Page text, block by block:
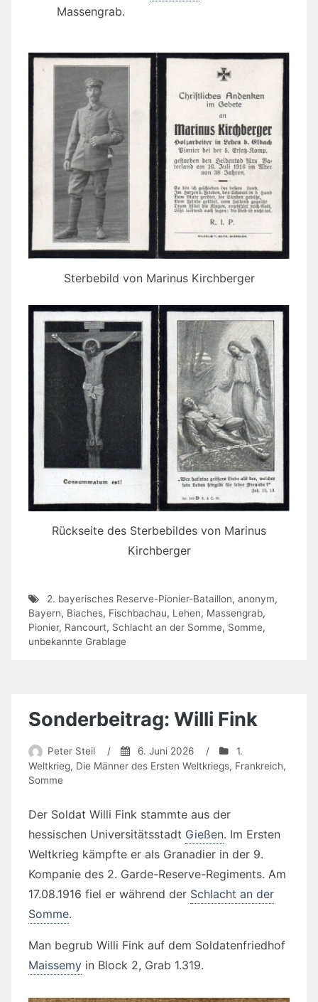
Massengrab.
Sterbebild von Marinus Kirchberger
Rückseite des Sterbebildes von Marinus
Kirchberger
2. bayerisches Reserve-Pionier-Bataillon, anonym,
Bayern, Biaches, Fischbachau, Lehen, Massengrab,
Pionier, Rancourt, Schlacht an der Somme, Somme,
unbekannte Grablage
Sonderbeitrag: Willi Fink
Peter Steil / 6. Juni 2026 /
1.
Weltkrieg, Die Männer des Ersten Weltkriegs, Frankreich,
Somme
Der Soldat Willi Fink stammte aus der
hessischen Universitätsstadt Gießen. Im Ersten
Weltkrieg kämpfte er als Granadier in der 9.
Kompanie des 2. Garde-Reserve-Regiments. Am
17.08.1916 fiel er während der Schlacht an der
Somme.
Man begrub Willi Fink auf dem Soldatenfriedhof
Maissemy in Block 2, Grab 1.319.